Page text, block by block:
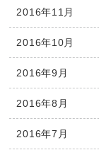
2016年11月
2016年10月
2016年9月
2016年8月
2016年7月